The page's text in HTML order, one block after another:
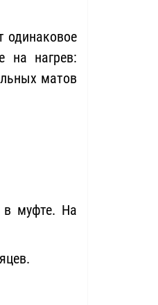
на нагрев:
матов
в муфте. На